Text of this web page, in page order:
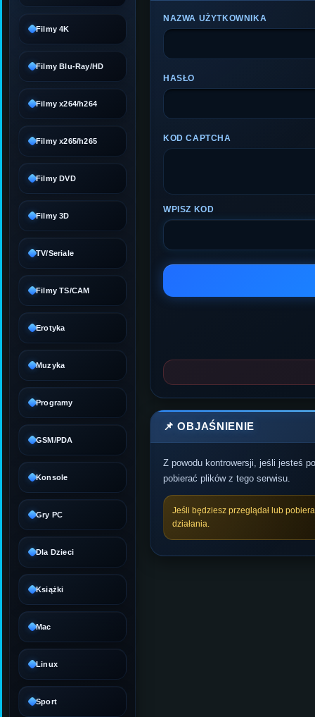
Filmy 4K
Filmy Blu-Ray/HD
Filmy x264/h264
Filmy x265/h265
Filmy DVD
Filmy 3D
TV/Seriale
Filmy TS/CAM
Erotyka
Muzyka
Programy
GSM/PDA
Konsole
Gry PC
Dla Dzieci
Książki
Mac
Linux
Sport
NAZWA UŻYTKOWNIKA
HASŁO
KOD CAPTCHA
WPISZ KOD
📌 OBJAŚNIENIE
Z powodu kontrowersji, jeśli jesteś
pobierać plików z tego serwisu.
Jeśli będziesz przeglądał lub
działania.